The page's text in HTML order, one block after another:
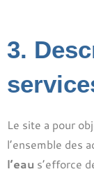
​3.
Le site a pour
l’ensemble des
l’eau s’efforce